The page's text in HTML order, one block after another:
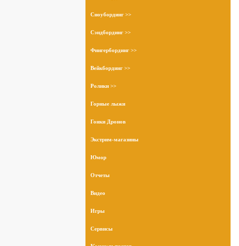
Сноубординг >>
Сэндбординг >>
Фингербординг >>
Вейкбординг >>
Ролики >>
Горные лыжи
Гонки Дронов
Экстрим-магазины
Юмор
Отчеты
Видео
Игры
Сервисы